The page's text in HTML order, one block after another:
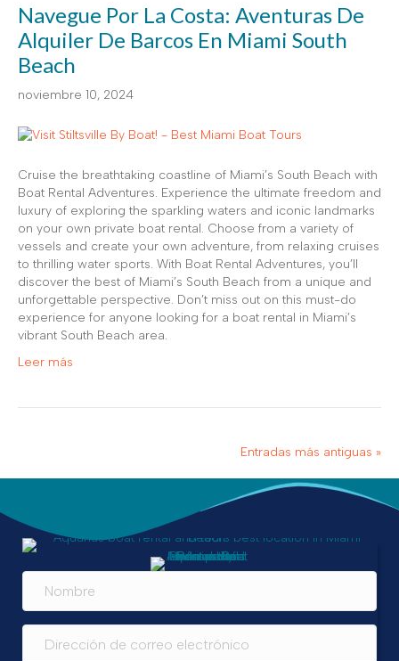
Navegue Por La Costa: Aventuras De
Alquiler De Barcos En Miami South
Beach
noviembre 10, 2024
Cruise the breathtaking coastline of Miami’s South Beach with
Boat Rental Adventures. Experience the ultimate freedom and
luxury of exploring the sparkling waters and iconic landmarks
on your own private boat rental. Choose from a variety of
vessels and create your own adventure, from relaxing cruises
to thrilling water sports. With Boat Rental Adventures, you’ll
discover the best of Miami’s South Beach from a unique and
unforgettable perspective. Don’t miss out on this must-do
experience for anyone looking for a boat rental in Miami’s
vibrant South Beach area.
Leer más
Entradas más antiguas »